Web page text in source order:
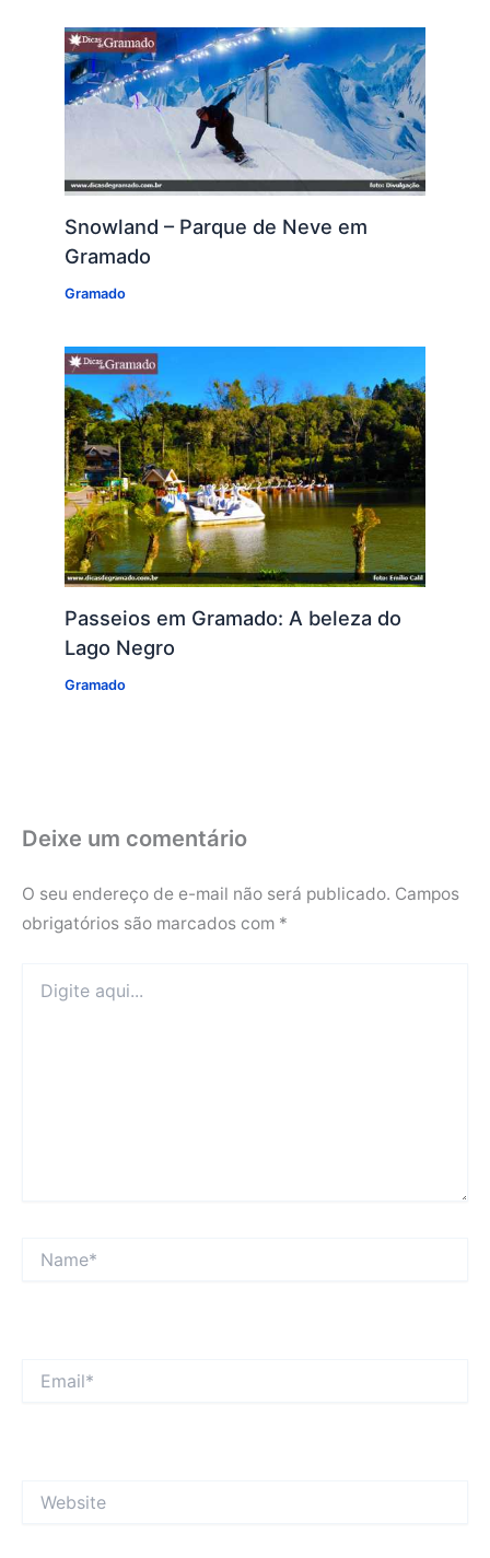
Snowland – Parque de Neve em
Gramado
Gramado
Passeios em Gramado: A beleza do
Lago Negro
Gramado
Deixe um comentário
O seu endereço de e-mail não será publicado. Campos
obrigatórios são marcados com *
aqui...